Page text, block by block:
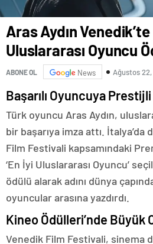
Aras Aydın
Uluslararası Oyuncu
ABONE OL News Ağustos
Başarılı Oyuncuya
Türk oyuncu Aras Aydın,
bir başarıya imza attı. İtalya’da
Film Festivali kapsamındaki
‘En İyi Uluslararası Oyuncu’
ödülü alarak adını dünya
oyuncular arasına yazdırdı.
Kineo Ödülleri’nde Büyük
Venedik Film Festivali, sinema